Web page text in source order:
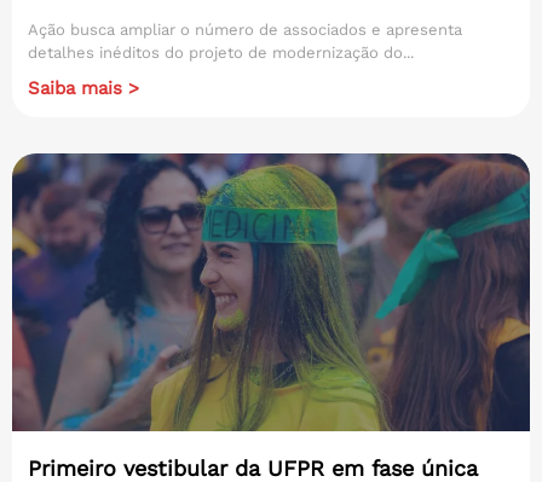
Ação busca ampliar o número de associados e apresenta
detalhes inéditos do projeto de modernização do...
Saiba mais >
Primeiro vestibular da UFPR em fase única